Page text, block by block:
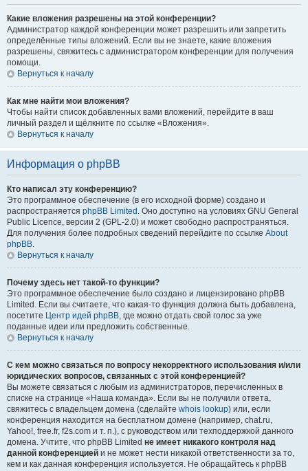
Какие вложения разрешены на этой конференции?
Администратор каждой конференции может разрешить или запретить
определённые типы вложений. Если вы не знаете, какие вложения
разрешены, свяжитесь с администратором конференции для получения
помощи.
Вернуться к началу
Как мне найти мои вложения?
Чтобы найти список добавленных вами вложений, перейдите в ваш
личный раздел и щёлкните по ссылке «Вложения».
Вернуться к началу
Информация о phpBB
Кто написал эту конференцию?
Это программное обеспечение (в его исходной форме) создано и
распространяется phpBB Limited . Оно доступно на условиях GNU General
Public Licence, версии 2 (GPL-2.0) и может свободно распространяться.
Для получения более подробных сведений перейдите по ссылке About
phpBB.
Вернуться к началу
Почему здесь нет такой-то функции?
Это программное обеспечение было создано и лицензировано phpBB
Limited. Если вы считаете, что какая-то функция должна быть добавлена,
посетите Центр идей phpBB, где можно отдать свой голос за уже
поданные идеи или предложить собственные.
Вернуться к началу
С кем можно связаться по вопросу некорректного использования и/или
юридических вопросов, связанных с этой конференцией?
Вы можете связаться с любым из администраторов, перечисленных в
списке на странице «Наша команда». Если вы не получили ответа,
свяжитесь с владельцем домена (сделайте whois lookup) или, если
конференция находится на бесплатном домене (например, chat.ru,
Yahoo!, free.fr, f2s.com и т. п.), с руководством или техподдержкой данного
домена. Учтите, что phpBB Limited не имеет никакого контроля над
данной конференцией и не может нести никакой ответственности за то,
кем и как данная конференция используется. Не обращайтесь к phpBB